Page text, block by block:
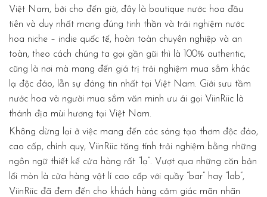
Việt Nam, bởi cho đến giờ, đây là boutique nước hoa đầu
tiên và duy nhất mang đúng tinh thần và trải nghiệm nước
hoa niche – indie quốc tế, hoàn toàn chuyên nghiệp và an
toàn, theo cách chúng ta gọi gần gũi thì là 100% authentic,
cũng là nơi mà mang đến giá trị trải nghiệm mua sắm khác
lạ độc đáo, lẫn sự đáng tin nhất tại Việt Nam. Giới sưu tầm
nước hoa và người mua sắm văn minh ưu ái gọi ViinRiic là
thánh địa mùi hương tại Việt Nam.
Không dừng lại ở việc mang đến các sáng tạo thơm độc đáo,
cao cấp, chính quy, ViinRiic tăng tính trải nghiệm bằng những
ngôn ngữ thiết kế cửa hàng rất “lạ”. Vượt qua những căn bản
lối mòn là cửa hàng vật lí cao cấp với quầy “bar” hay “lab”,
ViinRiic đã đem đến cho khách hàng cảm giác mãn nhãn